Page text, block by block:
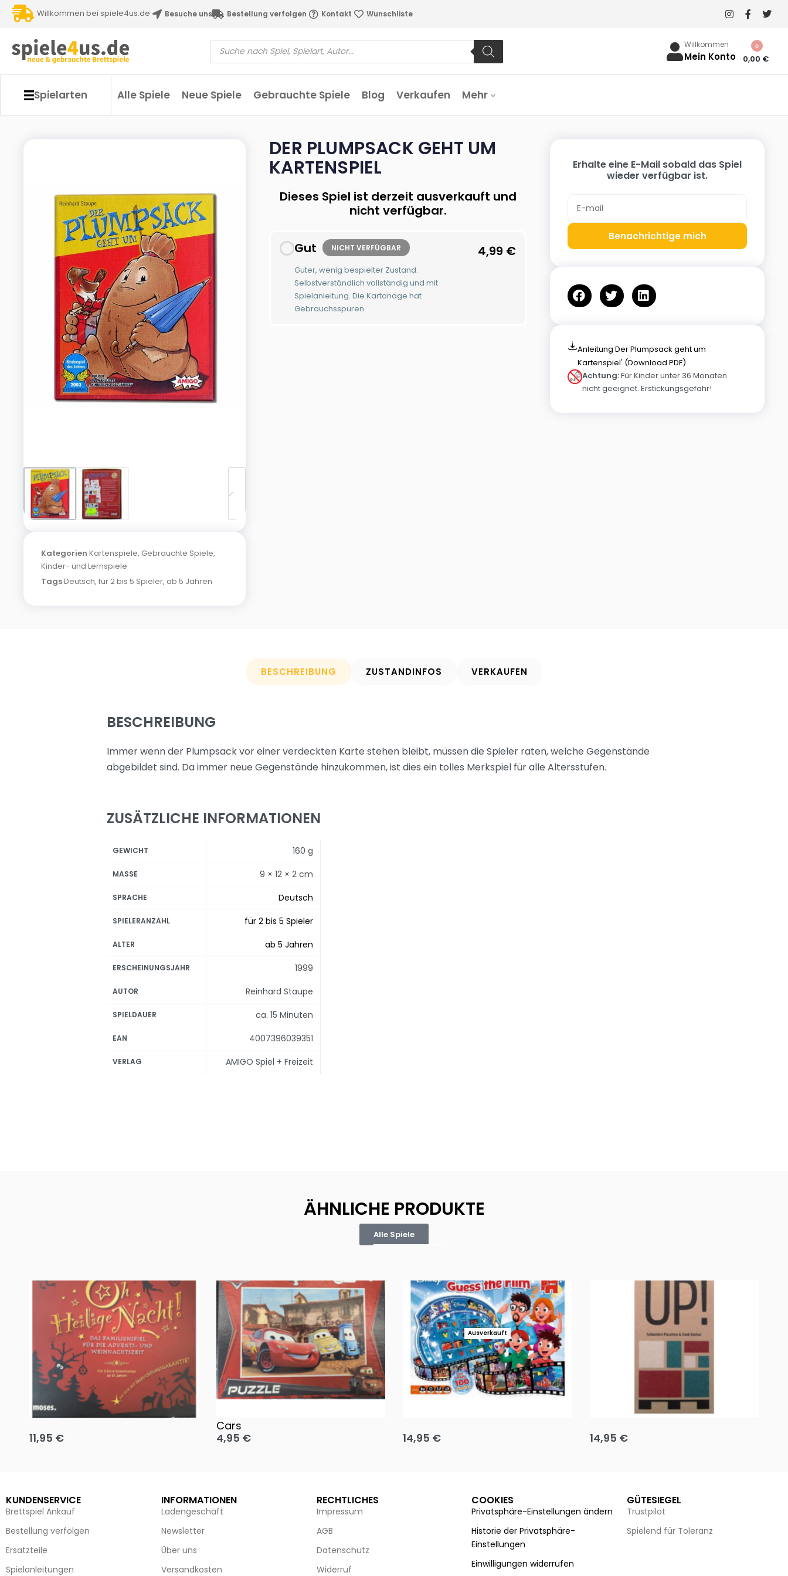
Willkommen bei spiele4us.de Besuche uns Bestellung verfolgen Kontakt Wunschliste
Willkommen
Mein Konto 0,00 €
0
Spielarten Alle Spiele Neue Spiele Gebrauchte Spiele Blog Verkaufen Mehr
Kategorien Kartenspiele, Gebrauchte Spiele,
Kinder- und Lernspiele
TagsDeutsch, für 2 bis 5 Spieler, ab 5 Jahren
DER PLUMPSACK GEHT UM
KARTENSPIEL
Dieses Spiel ist derzeit ausverkauft und
nicht verfügbar.
Gut NICHT VERFÜGBAR
Guter, wenig bespielter Zustand.
Selbstverständlich vollständig und mit
Spielanleitung. Die Kartonage hat
Gebrauchsspuren.
4,99 €
Erhalte eine E-Mail sobald das Spiel
wieder verfügbar ist.
Benachrichtige mich
Anleitung Der Plumpsack geht um
Kartenspiel' (Download PDF)
Achtung:Für Kinder unter 36 Monaten
nicht geeignet. Erstickungsgefahr!
BESCHREIBUNG ZUSTANDINFOS VERKAUFEN
BESCHREIBUNG
Immer wenn der Plumpsack vor einer verdeckten Karte stehen bleibt, müssen die Spieler raten, welche Gegenstände
abgebildet sind. Da immer neue Gegenstände hinzukommen, ist dies ein tolles Merkspiel für alle Altersstufen.
ZUSÄTZLICHE INFORMATIONEN
GEWICHT 160 g
MASSE 9 × 12 × 2 cm
SPRACHE Deutsch
SPIELERANZAHL für 2 bis 5 Spieler
ALTER ab 5 Jahren
ERSCHEINUNGSJAHR 1999
AUTOR Reinhard Staupe
SPIELDAUER ca. 15 Minuten
EAN 4007396039351
VERLAG AMIGO Spiel + Freizeit
ÄHNLICHE PRODUKTE
Alle Spiele
Oh, heilige Nacht!
11,95 €
Cars
4,95 €
Ausverkauft
14,95 €
Team up
14,95 €
KUNDENSERVICE
Brettspiel Ankauf
Bestellung verfolgen
Ersatzteile
Spielanleitungen
INFORMATIONEN
Ladengeschäft
Newsletter
Über uns
Versandkosten
RECHTLICHES
Impressum
AGB
Datenschutz
Widerruf
COOKIES
Privatsphäre-Einstellungen ändern
Historie der Privatsphäre-
Einstellungen
Einwilligungen widerrufen
GÜTESIEGEL
Trustpilot
Spielend für Toleranz